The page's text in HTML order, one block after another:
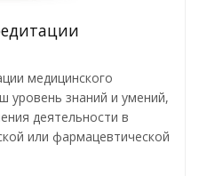
медицинского
уровень знаний и умений,
деятельности в
или фармацевтической